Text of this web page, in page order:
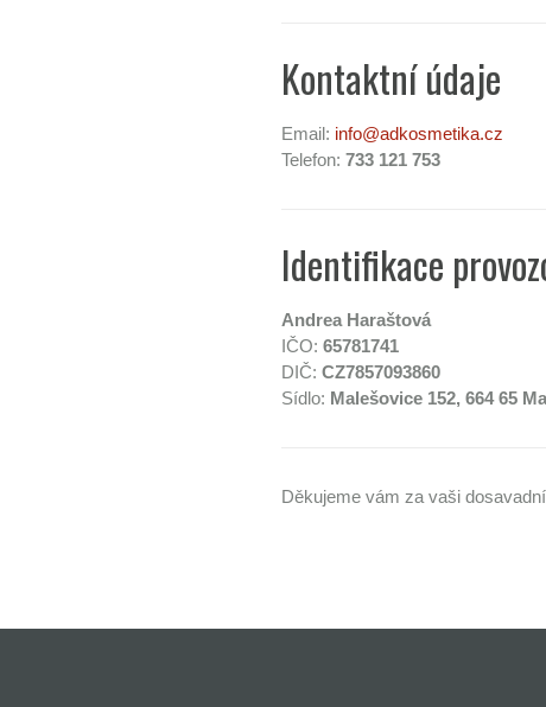
Kontaktní údaje
Email: info@adkosmetika.cz
Telefon: 733 121 753
Identifikace
Andrea Haraštová
IČO: 65781741
DIČ: CZ7857093860
Sídlo: Malešovice 152, 664 65
Děkujeme vám za vaši